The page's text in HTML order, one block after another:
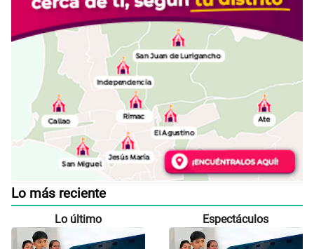
Lo más reciente
Lo último Espectáculos